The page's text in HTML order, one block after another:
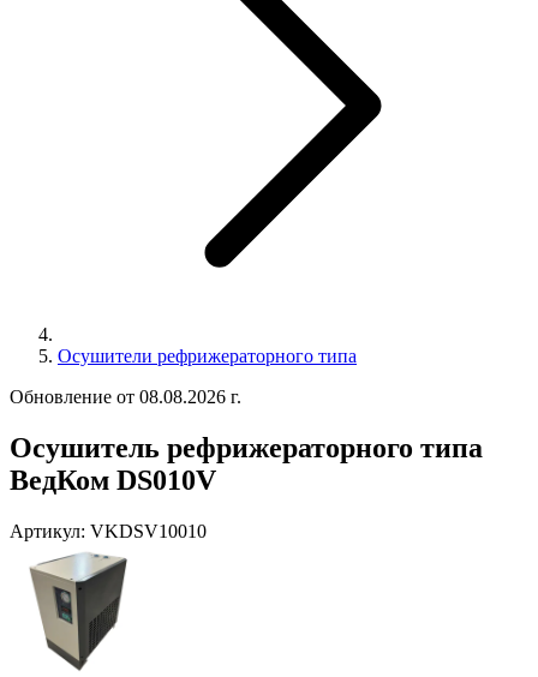
Осушители рефрижераторного типа
Обновление от 08.08.2026 г.
Осушитель рефрижераторного типа
ВедКом DS010V
Артикул: VKDSV10010